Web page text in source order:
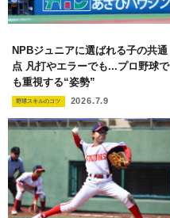
NPBジュニアに選ばれる子の共通
点 凡打やエラーでも...プロ野球で
も重視する“姿勢”
野球スキルのコツ 2026.7.9